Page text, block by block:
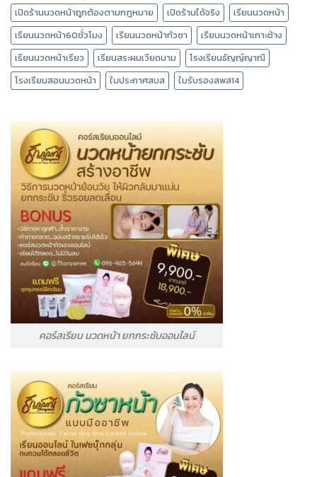
เปิดร้านนวดหน้าถูกต้องตามกฎหมาย
เปิดร้านได้จริง
เรียนนวดหน้า
เรียนนวดหน้า60ชั่วโมง
เรียนนวดหน้ากัวซา
เรียนนวดหน้าเกาะช้าง
เรียนนวดหน้าเรียว
เรียนสระผมเวียดนาม
โรงเรียนธัญญ์ญาณี
โรงเรียนสอนนวดหน้า
ใบประกาศสบส ใบรับรองสพส14
คอร์สเรียน นวดหน้า ยกกระชับออนไลน์